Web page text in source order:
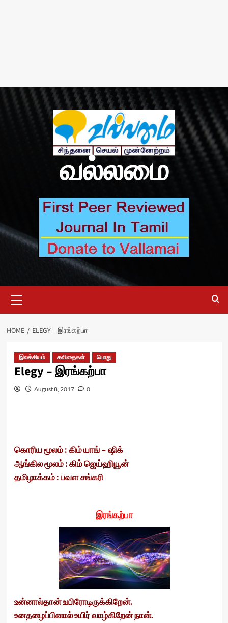
வல்லமை
Menu
HOME ELEGY – இரங்கற்பா
இலக்கியம் கவிதைகள் பொது
Elegy – இரங்கற்பா
August 8, 2017 0
கொரிய மூலம் : கிம் யாங் – ஷிக்
ஆங்கில மூலம் : கிம் ஜெய்ஹியூன்
தமிழாக்கம் : பவள சங்கரி
இரங்கற்பா
உன்னால்தான் உயிரோடிருக்கிறேன்.
உனதழைப்பினால் உயிர் வாழ்கிறேன் நான்.